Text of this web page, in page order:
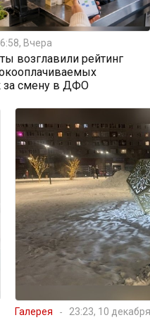
Вчера
возглавили рейтинг
за смену в ДФО
Галерея 23:23, 10